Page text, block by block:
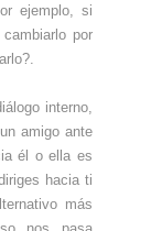
ejemplo, si
por
interno,
amigo ante
él o ella es
hacia ti
más